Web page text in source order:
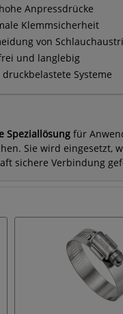
Anpressdrücke
Klemmsicherheit
von
und langlebig
Systeme
Speziallösung für
Sie wird eingesetzt,
sichere Verbindung